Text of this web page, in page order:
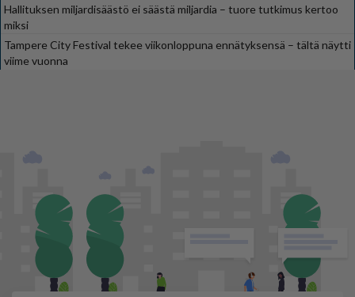
Hallituksen miljardisäästö ei säästä miljardia – tuore tutkimus kertoo
miksi
Tampere City Festival tekee viikonloppuna ennätyksensä – tältä näytti
viime vuonna